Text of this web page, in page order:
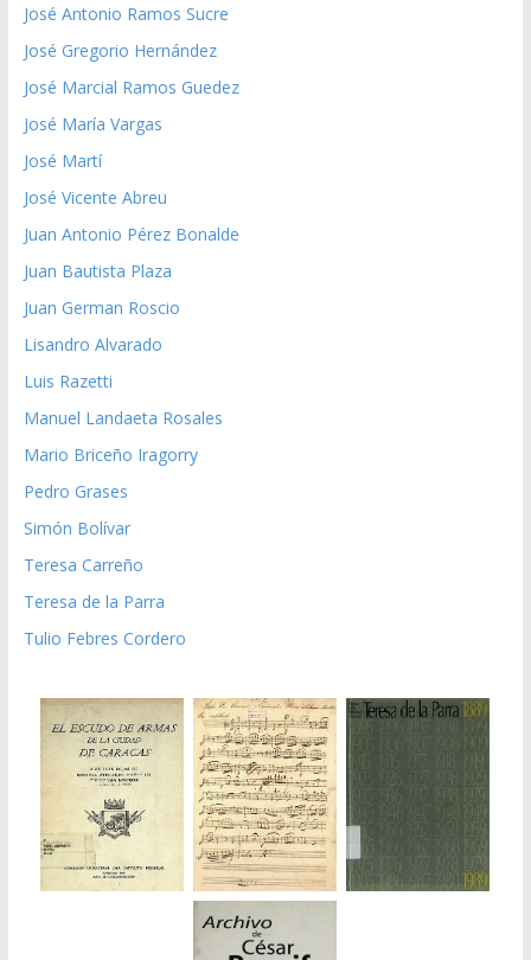
José Antonio Ramos Sucre
José Gregorio Hernández
José Marcial Ramos Guedez
José María Vargas
José Martí
José Vicente Abreu
Juan Antonio Pérez Bonalde
Juan Bautista Plaza
Juan German Roscio
Lisandro Alvarado
Luis Razetti
Manuel Landaeta Rosales
Mario Briceño Iragorry
Pedro Grases
Simón Bolívar
Teresa Carreño
Teresa de la Parra
Tulio Febres Cordero